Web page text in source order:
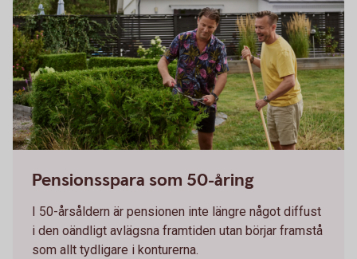
Pensionsspara som 50-åring
I 50-årsåldern är pensionen inte längre något diffust
i den oändligt avlägsna framtiden utan börjar framstå
som allt tydligare i konturerna.